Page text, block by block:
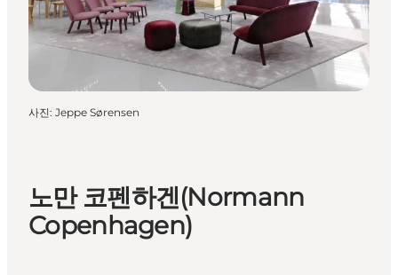
사진: Jeppe Sørensen
노만 코펜하겐(Normann
Copenhagen)